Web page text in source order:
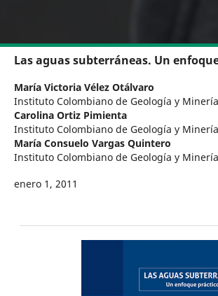
Las aguas subterráneas. Un
María Victoria Vélez Otálvaro
Instituto Colombiano de Geología y Minería
Carolina Ortiz Pimienta
Instituto Colombiano de Geología y Minería
María Consuelo Vargas Quintero
Instituto Colombiano de Geología y Minería
enero 1, 2011